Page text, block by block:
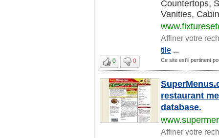
Countertops,
Vanities,
Affiner votre
tile ...
0 0 Ce site est'il pertinent
restaurant
database.
Affiner votre